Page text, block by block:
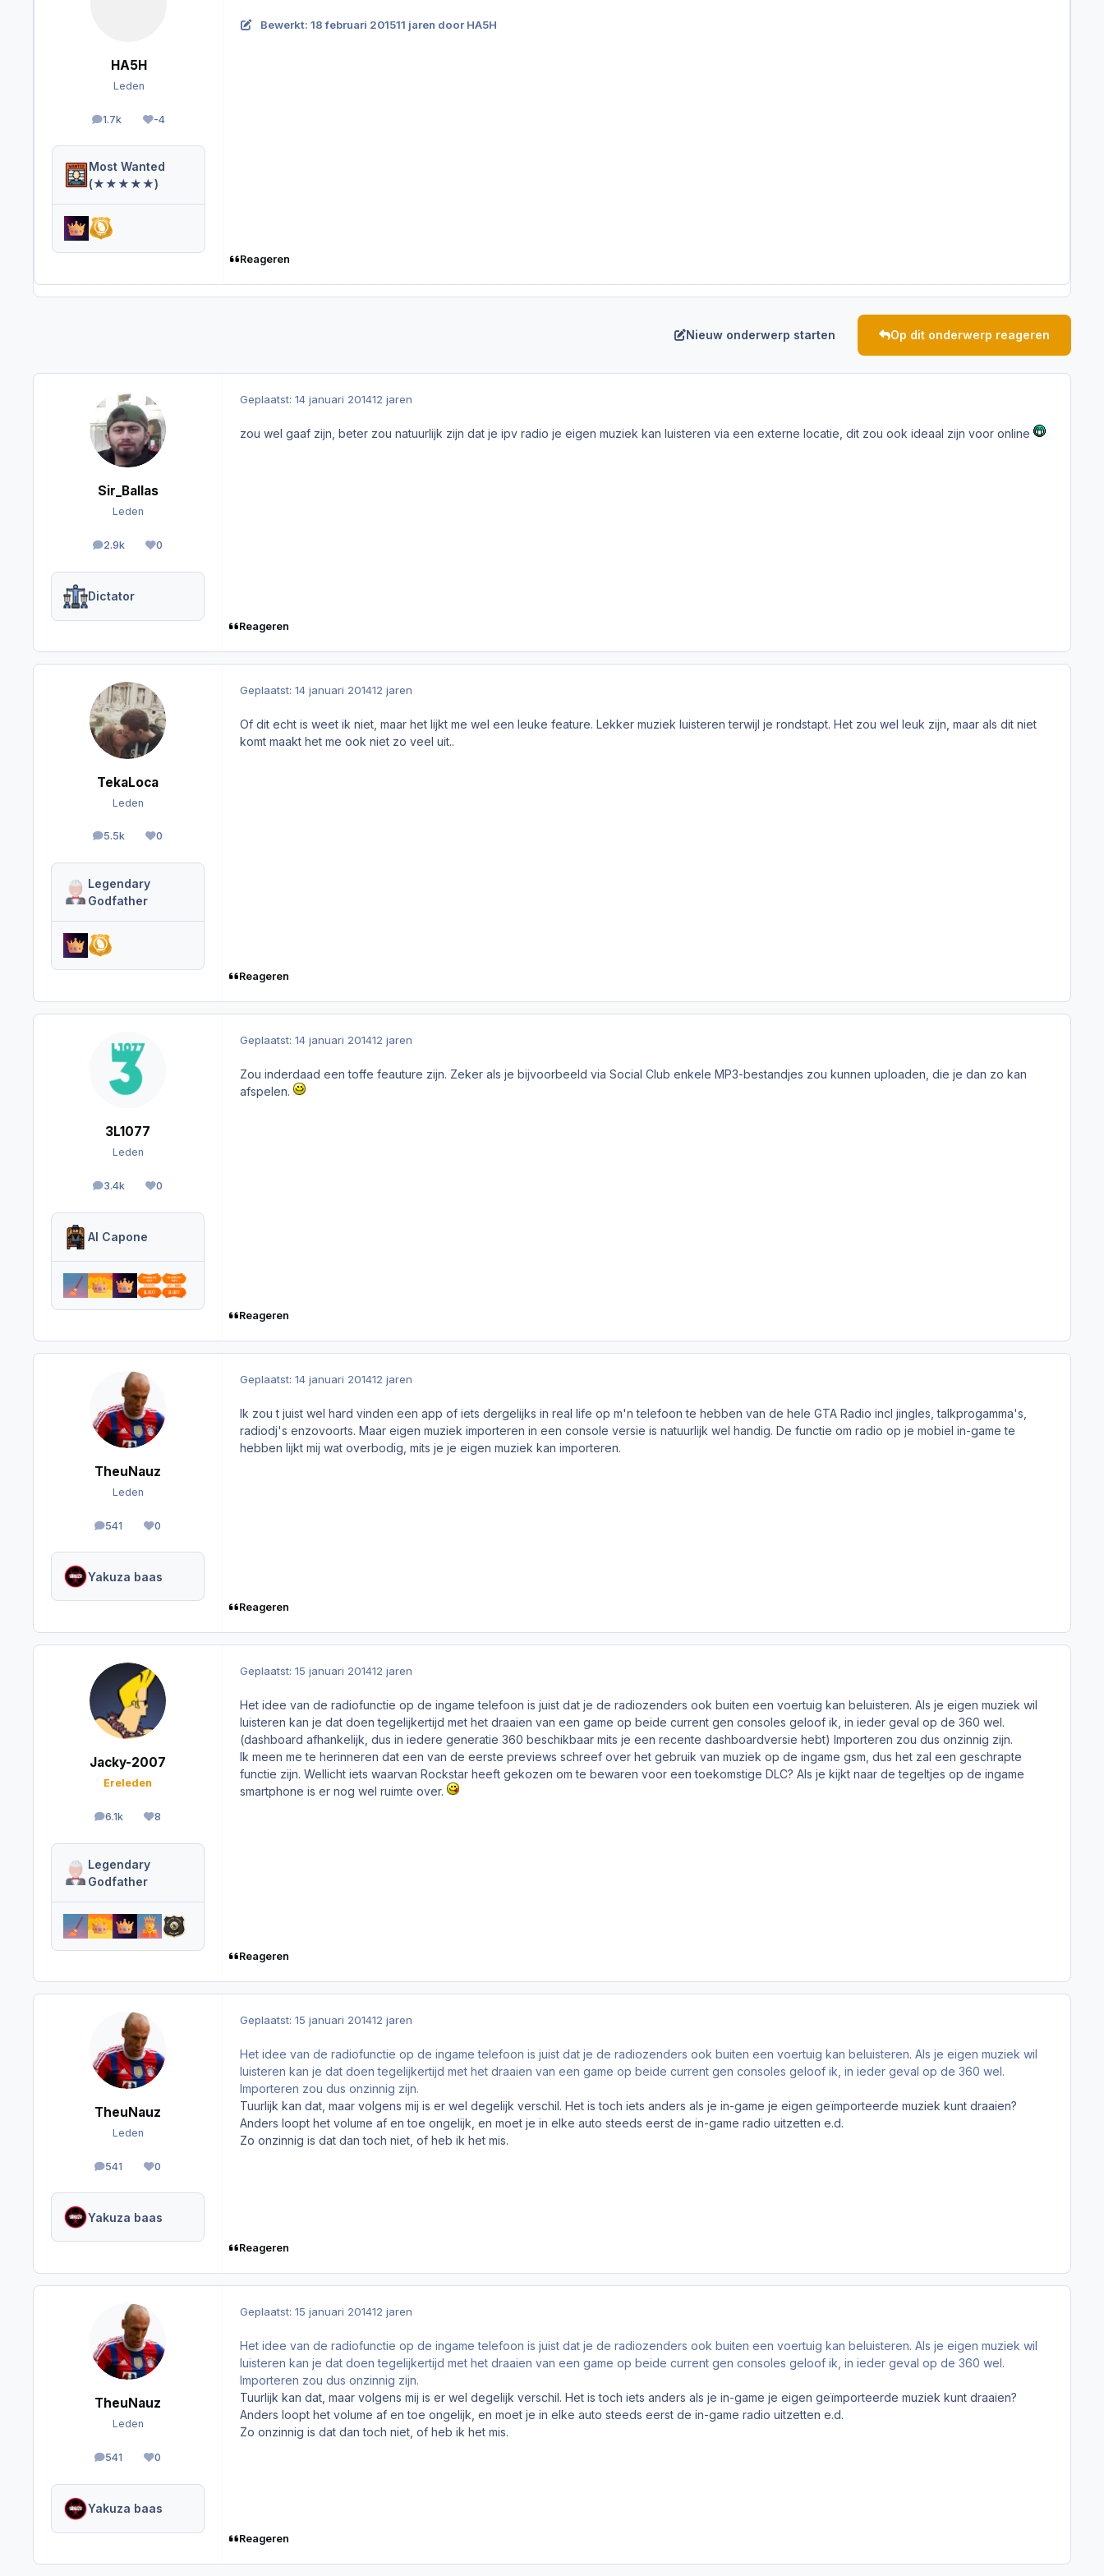
HA5H
Leden
1.7k
berichten-4
Reputation
Most Wanted
(★★★★★)
Bewerkt: 18 februari 201511 jaren door HA5H
Reageren
Nieuw onderwerp starten Op dit onderwerp reageren
Sir_Ballas
Leden
2.9k
berichten0
Reputation
Dictator
Geplaatst: 14 januari 201412 jaren
zou wel gaaf zijn, beter zou natuurlijk zijn dat je ipv radio je eigen muziek kan luisteren via een externe locatie, dit zou ook ideaal zijn voor online
Reageren
TekaLoca
Leden
5.5k
berichten0
Reputation
Legendary
Godfather
Geplaatst: 14 januari 201412 jaren
Of dit echt is weet ik niet, maar het lijkt me wel een leuke feature. Lekker muziek luisteren terwijl je rondstapt. Het zou wel leuk zijn, maar als dit niet
komt maakt het me ook niet zo veel uit..
Reageren
3L1077
Leden
3.4k
berichten0
Reputation
Al Capone
Geplaatst: 14 januari 201412 jaren
Zou inderdaad een toffe feauture zijn. Zeker als je bijvoorbeeld via Social Club enkele MP3-bestandjes zou kunnen uploaden, die je dan zo kan
afspelen.
Reageren
TheuNauz
Leden
541
berichten0
Reputation
Yakuza baas
Geplaatst: 14 januari 201412 jaren
Ik zou t juist wel hard vinden een app of iets dergelijks in real life op m'n telefoon te hebben van de hele GTA Radio incl jingles, talkprogamma's,
radiodj's enzovoorts. Maar eigen muziek importeren in een console versie is natuurlijk wel handig. De functie om radio op je mobiel in-game te
hebben lijkt mij wat overbodig, mits je je eigen muziek kan importeren.
Reageren
Jacky-2007
Ereleden
6.1k
berichten8
Reputation
Legendary
Godfather
Geplaatst: 15 januari 201412 jaren
Het idee van de radiofunctie op de ingame telefoon is juist dat je de radiozenders ook buiten een voertuig kan beluisteren. Als je eigen muziek wil
luisteren kan je dat doen tegelijkertijd met het draaien van een game op beide current gen consoles geloof ik, in ieder geval op de 360 wel.
(dashboard afhankelijk, dus in iedere generatie 360 beschikbaar mits je een recente dashboardversie hebt) Importeren zou dus onzinnig zijn.
Ik meen me te herinneren dat een van de eerste previews schreef over het gebruik van muziek op de ingame gsm, dus het zal een geschrapte
functie zijn. Wellicht iets waarvan Rockstar heeft gekozen om te bewaren voor een toekomstige DLC? Als je kijkt naar de tegeltjes op de ingame
smartphone is er nog wel ruimte over.
Reageren
TheuNauz
Leden
541
berichten0
Reputation
Yakuza baas
Geplaatst: 15 januari 201412 jaren
Het idee van de radiofunctie op de ingame telefoon is juist dat je de radiozenders ook buiten een voertuig kan beluisteren. Als je eigen muziek wil
luisteren kan je dat doen tegelijkertijd met het draaien van een game op beide current gen consoles geloof ik, in ieder geval op de 360 wel.
Importeren zou dus onzinnig zijn.
Tuurlijk kan dat, maar volgens mij is er wel degelijk verschil. Het is toch iets anders als je in-game je eigen geïmporteerde muziek kunt draaien?
Anders loopt het volume af en toe ongelijk, en moet je in elke auto steeds eerst de in-game radio uitzetten e.d.
Zo onzinnig is dat dan toch niet, of heb ik het mis.
Reageren
TheuNauz
Leden
541
berichten0
Reputation
Yakuza baas
Geplaatst: 15 januari 201412 jaren
Het idee van de radiofunctie op de ingame telefoon is juist dat je de radiozenders ook buiten een voertuig kan beluisteren. Als je eigen muziek wil
luisteren kan je dat doen tegelijkertijd met het draaien van een game op beide current gen consoles geloof ik, in ieder geval op de 360 wel.
Importeren zou dus onzinnig zijn.
Tuurlijk kan dat, maar volgens mij is er wel degelijk verschil. Het is toch iets anders als je in-game je eigen geïmporteerde muziek kunt draaien?
Anders loopt het volume af en toe ongelijk, en moet je in elke auto steeds eerst de in-game radio uitzetten e.d.
Zo onzinnig is dat dan toch niet, of heb ik het mis.
Reageren